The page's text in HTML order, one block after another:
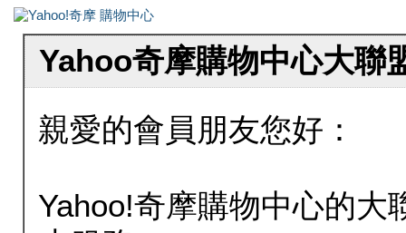
Yahoo奇摩購物中心大聯
親愛的會員朋友您好：
Yahoo!奇摩購物中心的大